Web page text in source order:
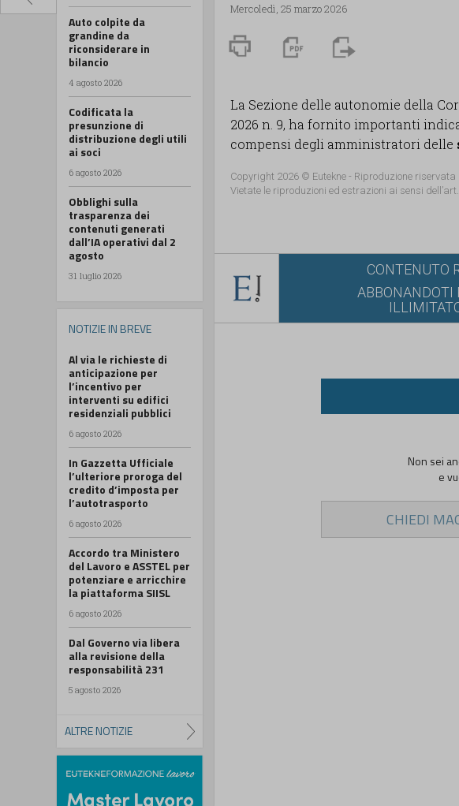
Auto colpite da
grandine da
riconsiderare in
bilancio
4 agosto 2026
Codificata la
presunzione di
distribuzione degli utili
ai soci
6 agosto 2026
Obblighi sulla
trasparenza dei
contenuti generati
dall’IA operativi dal 2
agosto
31 luglio 2026
NOTIZIE IN BREVE
Al via le richieste di
anticipazione per
l’incentivo per
interventi su edifici
residenziali pubblici
6 agosto 2026
In Gazzetta Ufficiale
l’ulteriore proroga del
credito d’imposta per
l’autotrasporto
6 agosto 2026
Accordo tra Ministero
del Lavoro e ASSTEL per
potenziare e arricchire
la piattaforma SIISL
6 agosto 2026
Dal Governo via libera
alla revisione della
responsabilità 231
5 agosto 2026
ALTRE NOTIZIE
Mercoledì, 25 marzo 2026
La Sezione delle autonomie della
2026 n. 9, ha fornito importanti
compensi degli amministratori delle
Copyright 2026 © Eutekne - Riproduzione riservata
Vietate le riproduzioni ed estrazioni ai sensi
CONTENUTO
ABBONANDOTI
Non sei
e
CHIEDI